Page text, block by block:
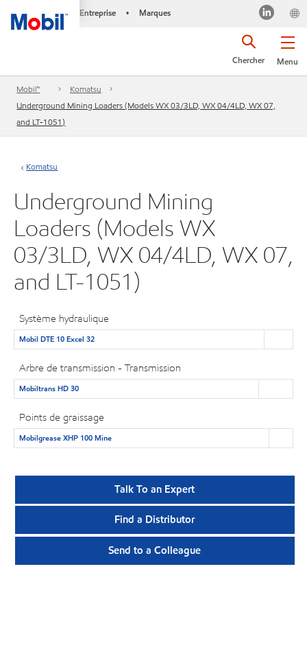
Entreprise • Marques
Menu
Chercher
Mobil™
Komatsu
Underground Mining Loaders (Models WX 03/3LD, WX 04/4LD, WX 07,
and LT-1051)
Komatsu
Underground Mining
Loaders (Models WX
03/3LD, WX 04/4LD, WX 07,
and LT-1051)
Système hydraulique
Mobil DTE 10 Excel 32
Arbre de transmission - Transmission
Mobiltrans HD 30
Points de graissage
Mobilgrease XHP 100 Mine
Talk To an Expert
Find a Distributor
Send to a Colleague